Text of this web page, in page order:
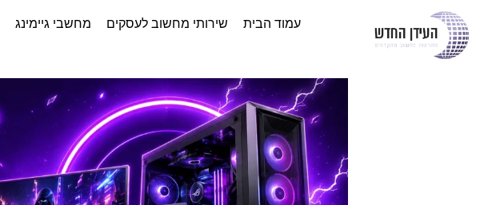
עמוד הבית שירותי מחשוב לעסקים מחשבי גיימינג